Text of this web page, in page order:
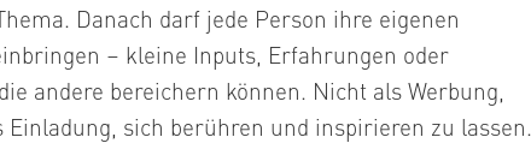
Danach darf jede Person ihre eigenen
einbringen – kleine Inputs, Erfahrungen oder
andere bereichern können. Nicht als Werbung,
Einladung, sich berühren und inspirieren zu lassen.